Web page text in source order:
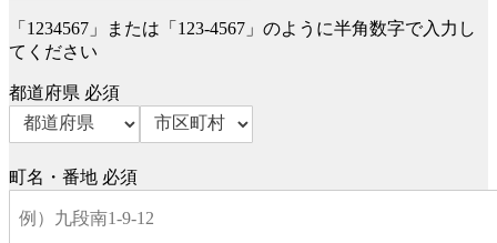
「1234567」または「123-4567」のように半角数字で入力し
てください
都道府県 必須
町名・番地 必須